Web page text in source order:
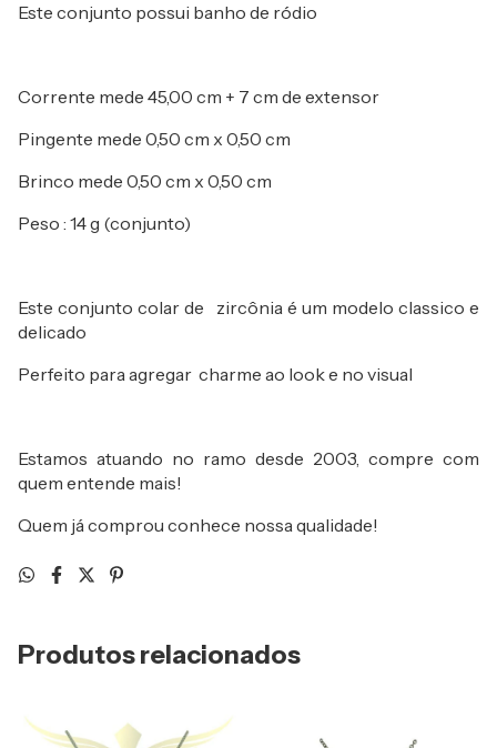
Este conjunto possui banho de ródio
Corrente mede 45,00 cm + 7 cm de extensor
Pingente mede 0,50 cm x 0,50 cm
Brinco mede 0,50 cm x 0,50 cm
Peso : 14 g (conjunto)
Este conjunto colar de zircônia é um modelo classico e
delicado
Perfeito para agregar charme ao look e no visual
Estamos atuando no ramo desde 2003, compre com
quem entende mais!
Quem já comprou conhece nossa qualidade!
Produtos relacionados